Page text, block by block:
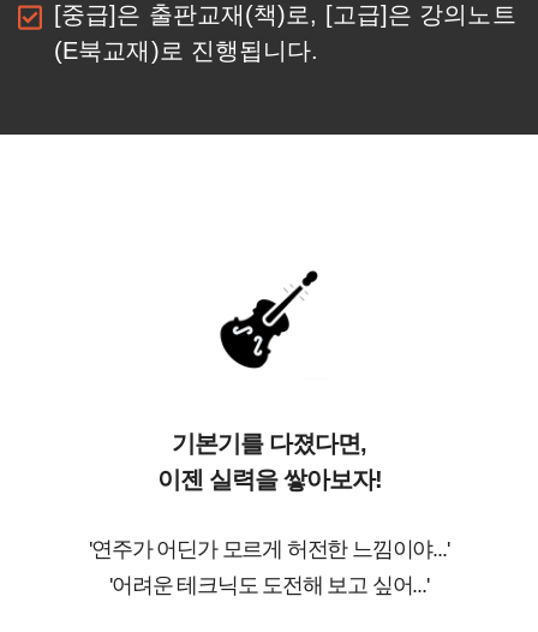
[중급]은 출판교재(책)로, [고급]은 강의노트
(E북교재)로 진행됩니다.
기본기를 다졌다면,
이젠 실력을 쌓아보자!
'연주가 어딘가 모르게 허전한 느낌이야...'
'어려운 테크닉도 도전해 보고 싶어...'